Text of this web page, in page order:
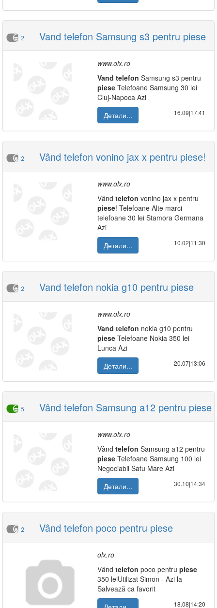
2 Vand telefon Samsung s3 pentru piese
www.olx.ro
Vand telefon Samsung s3 pentru
piese Telefoane Samsung 30 lei
Cluj-Napoca Azi
Детали...
16.09|17:41
2 Vând telefon vonino jax x pentru piese!
www.olx.ro
Vând telefon vonino jax x pentru
piese! Telefoane Alte marci
telefoane 30 lei Stamora Germana
Azi
Детали...
10.02|11:30
2 Vand telefon nokia g10 pentru piese
www.olx.ro
Vand telefon nokia g10 pentru
piese Telefoane Nokia 350 lei
Lunca Azi
Детали...
20.07|13:06
5 Vând telefon Samsung a12 pentru piese
www.olx.ro
Vând telefon Samsung a12 pentru
piese Telefoane Samsung 100 lei
Negociabil Satu Mare Azi
Детали...
30.10|14:34
2 Vând telefon poco pentru piese
olx.ro
Vând telefon poco pentru piese
350 leiUtilizat Simon - Azi la
Salvează ca favorit
18.08|14:20